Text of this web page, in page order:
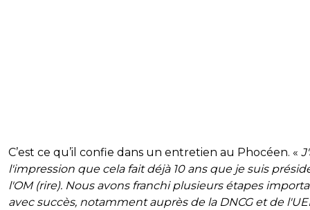
C’est ce qu’il confie dans un entretien au Phocéen. «
l'impression que cela fait déjà 10 ans que je suis
l'OM (rire). Nous avons franchi plusieurs étapes
avec succès, notamment auprès de la DNCG et de